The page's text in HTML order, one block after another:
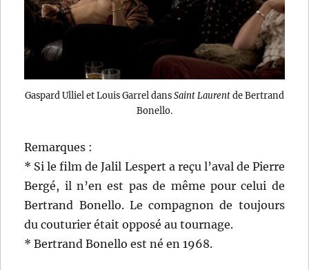
Gaspard Ulliel et Louis Garrel dansSaint Laurentde Bertrand
Bonello.
Remarques :
* Si le film de Jalil Lespert a reçu l’aval de Pierre
Bergé, il n’en est pas de même pour celui de
Bertrand Bonello. Le compagnon de toujours
du couturier était opposé au tournage.
* Bertrand Bonello est né en 1968.